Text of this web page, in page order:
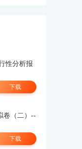
下载
下载